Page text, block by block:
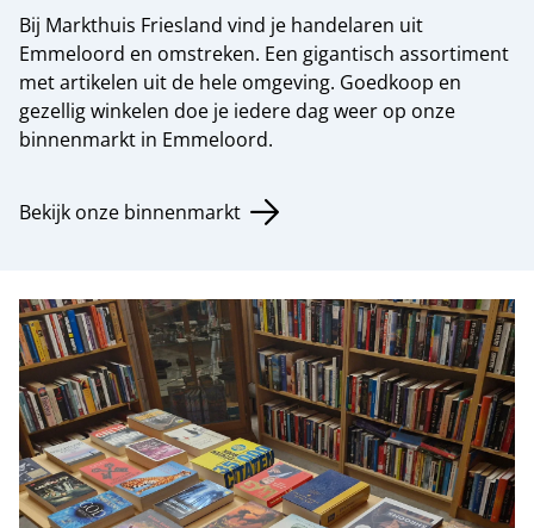
Bij Markthuis Friesland vind je handelaren uit
Emmeloord en omstreken. Een gigantisch assortiment
met artikelen uit de hele omgeving. Goedkoop en
gezellig winkelen doe je iedere dag weer op onze
binnenmarkt in Emmeloord.
Bekijk onze binnenmarkt